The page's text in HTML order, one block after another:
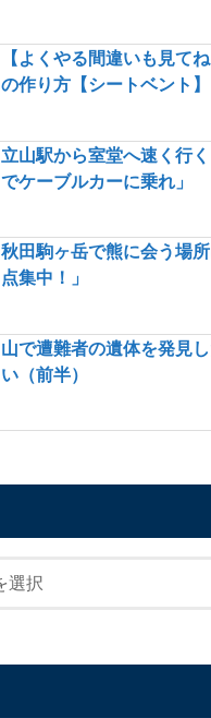
【よくやる間違いも見て
の作り方【シートベント】
立山駅から室堂へ速く行
でケーブルカーに乗れ」
秋田駒ヶ岳で熊に会う場
点集中！」
山で遭難者の遺体を発見
い（前半）